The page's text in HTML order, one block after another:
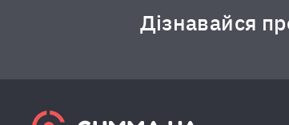
Дізнавайся